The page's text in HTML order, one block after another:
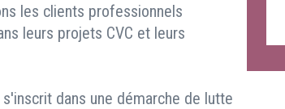
les clients professionnels
leurs projets CVC et leurs
dans une démarche de lutte